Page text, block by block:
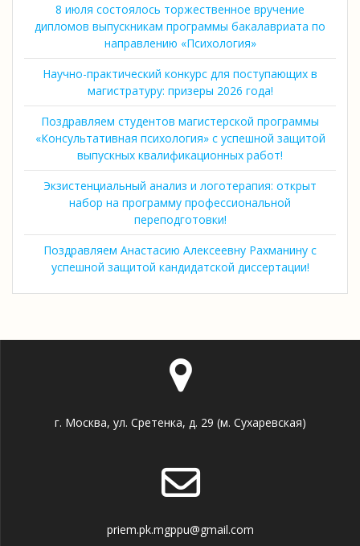
8 июля состоялось торжественное вручение
дипломов выпускникам программы бакалавриата по
направлению «Психология»
Научно-практический конкурс для поступающих в
магистратуру: призеры 2026 года!
Поздравляем студентов магистерской программы
«Консультативная психология» с успешной защитой
выпускных квалификационных работ!
Экзистенциальный анализ и логотерапия: открыт
набор на программу профессиональной
переподготовки!
Поздравляем Анастасию Алексеевну Рахманину с
успешной защитой кандидатской диссертации!
г. Москва, ул. Сретенка, д. 29 (м. Сухаревская)
priem.pk.mgppu@gmail.com